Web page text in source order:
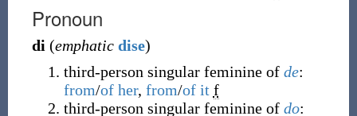
Pronoun
di (emphatic dise)
third-person singular feminine of de:
from/of her, from/of it f
third-person singular feminine of do: